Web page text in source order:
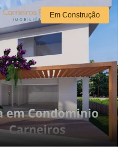
Em Construção